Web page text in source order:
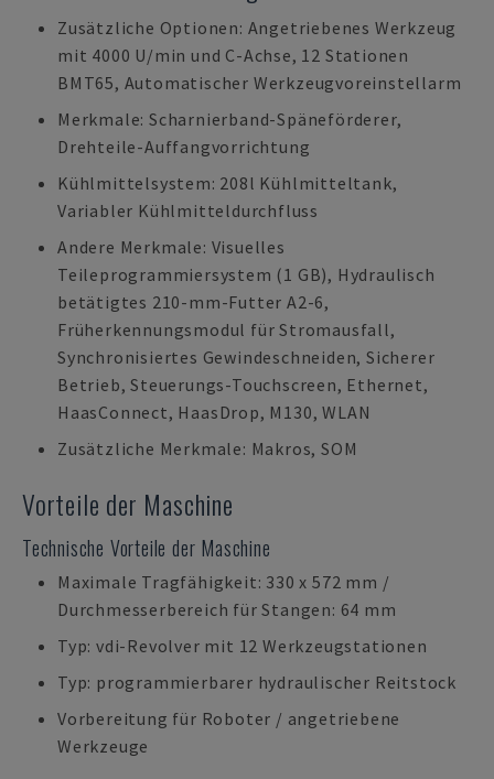
Zusätzliche Optionen: Angetriebenes Werkzeug
mit 4000 U/min und C-Achse, 12 Stationen
BMT65, Automatischer Werkzeugvoreinstellarm
Merkmale: Scharnierband-Späneförderer,
Drehteile-Auffangvorrichtung
Kühlmittelsystem: 208l Kühlmitteltank,
Variabler Kühlmitteldurchfluss
Andere Merkmale: Visuelles
Teileprogrammiersystem (1 GB), Hydraulisch
betätigtes 210-mm-Futter A2-6,
Früherkennungsmodul für Stromausfall,
Synchronisiertes Gewindeschneiden, Sicherer
Betrieb, Steuerungs-Touchscreen, Ethernet,
HaasConnect, HaasDrop, M130, WLAN
Zusätzliche Merkmale: Makros, SOM
Vorteile der Maschine
Technische Vorteile der Maschine
Maximale Tragfähigkeit: 330 x 572 mm /
Durchmesserbereich für Stangen: 64 mm
Typ: vdi-Revolver mit 12 Werkzeugstationen
Typ: programmierbarer hydraulischer Reitstock
Vorbereitung für Roboter / angetriebene
Werkzeuge